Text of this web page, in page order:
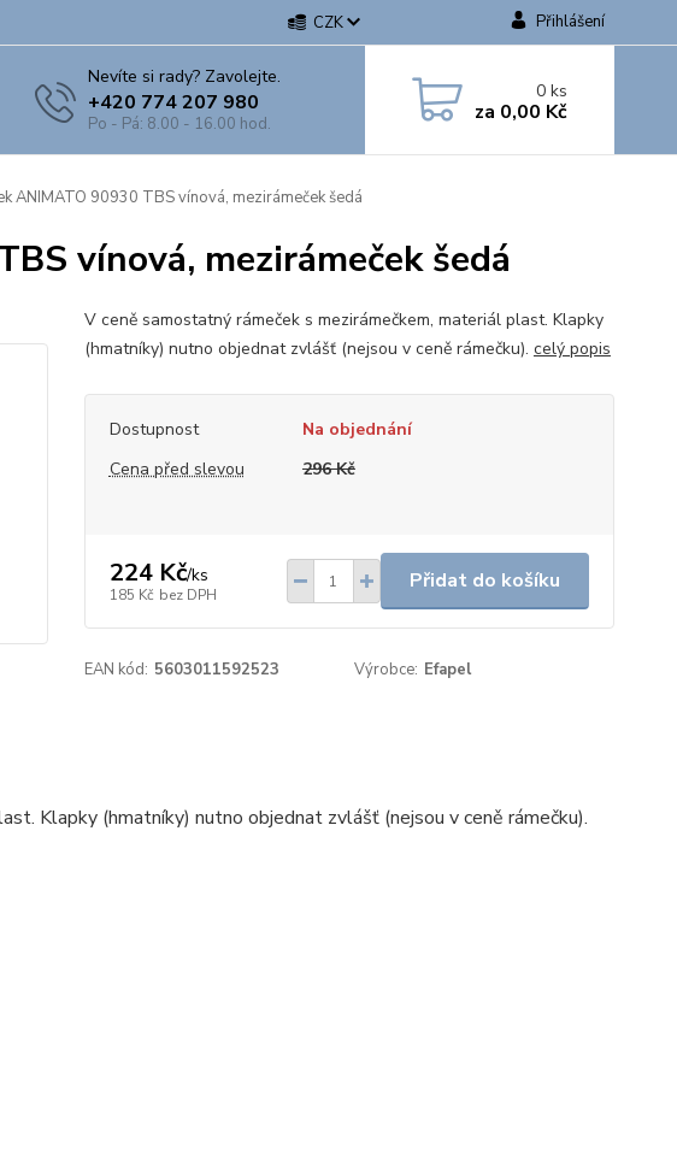
CZK Přihlášení
Nevíte si rady? Zavolejte.
+420 774 207 980
Po - Pá: 8.00 - 16.00 hod.
0ks
za 0,00 Kč
ANIMATO 90930 TBS vínová, mezirámeček šedá
vínová, mezirámeček šedá
V ceně samostatný rámeček s mezirámečkem, materiál plast. Klapky
(hmatníky) nutno objednat zvlášť (nejsou v ceně rámečku). celý popis
Dostupnost
Na objednání
Cena před slevou
296 Kč
224 Kč/ks
185 Kč bez DPH
Přidat do košíku
EAN kód: 5603011592523 Výrobce: Efapel
Klapky (hmatníky) nutno objednat zvlášť (nejsou v ceně rámečku).